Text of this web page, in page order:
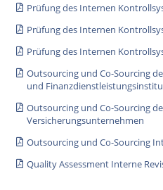
Prüfung des Internen
Prüfung des Internen
Prüfung des Internen
Outsourcing und Co-Sourcing
und
Outsourcing und Co-Sourcing
Versicherungsunternehmen
Outsourcing und Co-Sourcing
Quality Assessment Interne